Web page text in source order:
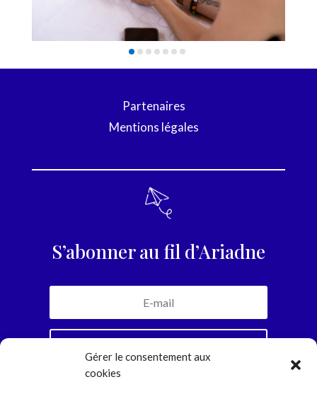
Gérer le consentement aux
cookies
Partenaires
Mentions légales
S’abonner au fil d’Ariadne